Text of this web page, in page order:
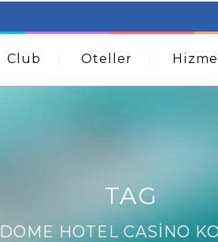
Club Oteller
TAG
DOME HOTEL CASINO